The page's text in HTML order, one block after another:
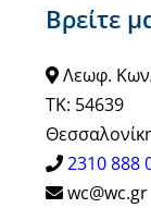
Βρείτε
Λεωφ.
ΤΚ: 54639
2310 888
wc@wc.gr